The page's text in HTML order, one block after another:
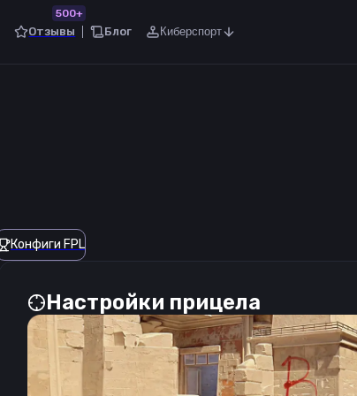
Отзывы
500+
Блог Киберспорт
Конфиги FPL
Настройки прицела